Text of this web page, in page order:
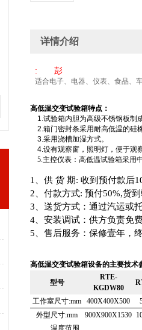
详情介绍
: 彭
适合电子、电器、仪表、食品、
高低温交变试验箱特点：
1.试验箱内胆为高级不锈钢板制
2.箱门密封条采用耐高低温的硅
3.采用浇槽加湿方式。
4.设有观察窗，照明灯，便于观
5.主控仪表：高低温试验箱采用
1 、供 货 期: 收到预付款后
2 、付款方式: 预付50%,货到
3 、送货方式：通过汽运或
4 、安装调试：供方负责免
5 、售后服务：保修壹年，
高低温交变试验箱设备的主要技术
型号
RTE-
KGDW80
工作室尺寸:mm 400X400X500
外型尺寸:mm 900X900X1530
温度范围